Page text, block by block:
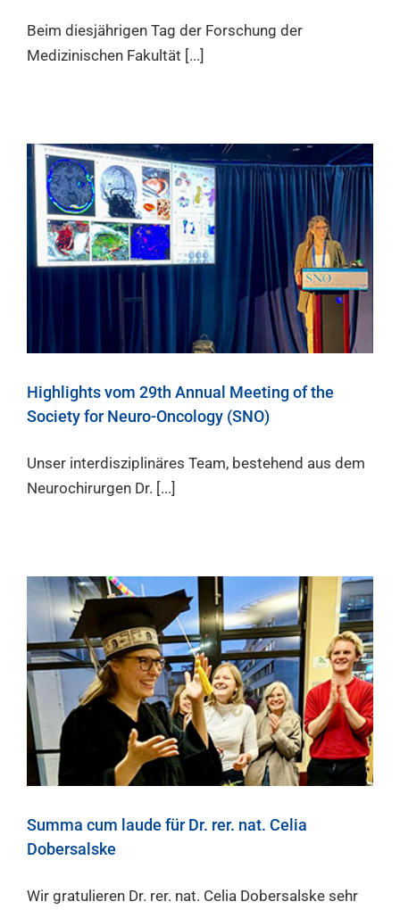
Beim diesjährigen Tag der Forschung der
Medizinischen Fakultät [...]
Highlights vom 29th Annual Meeting of the
Society for Neuro-Oncology (SNO)
Unser interdisziplinäres Team, bestehend aus dem
Neurochirurgen Dr. [...]
Summa cum laude für Dr. rer. nat. Celia
Dobersalske
Wir gratulieren Dr. rer. nat. Celia Dobersalske sehr